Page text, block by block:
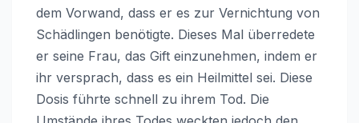
dem Vorwand, dass er es zur Vernichtung von
Schädlingen benötigte. Dieses Mal überredete
er seine Frau, das Gift einzunehmen, indem er
ihr versprach, dass es ein Heilmittel sei. Diese
Dosis führte schnell zu ihrem Tod. Die